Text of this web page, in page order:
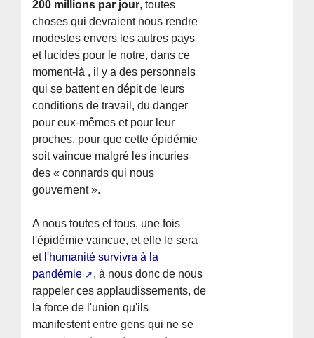
200 millions par jour, toutes
choses qui devraient nous rendre
modestes envers les autres pays
et lucides pour le notre, dans ce
moment-là , il y a des personnels
qui se battent en dépit de leurs
conditions de travail, du danger
pour eux-mêmes et pour leur
proches, pour que cette épidémie
soit vaincue malgré les incuries
des « connards qui nous
gouvernent ».
A nous toutes et tous, une fois
l'épidémie vaincue, et elle le sera
et l'humanité survivra à la
pandémie
, à nous donc de nous
rappeler ces applaudissements, de
la force de l'union qu'ils
manifestent entre gens qui ne se